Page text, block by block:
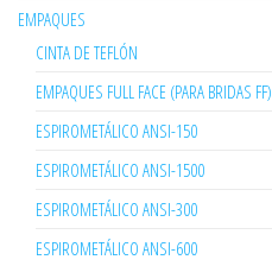
EMPAQUES
CINTA DE TEFLÓN
EMPAQUES FULL FACE (PARA BRIDAS FF)
ESPIROMETÁLICO ANSI-150
ESPIROMETÁLICO ANSI-1500
ESPIROMETÁLICO ANSI-300
ESPIROMETÁLICO ANSI-600